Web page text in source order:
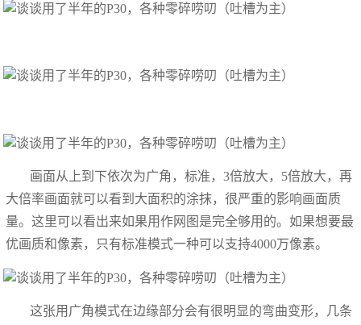
画面从上到下依次为广角，标准，3倍放大，5倍放大，再
大倍率画面就可以看到大面积的涂抹，很严重的影响画面质
量。这里可以看出来如果用作网图是完全够用的。如果想要最
优画质和像素，只有标准模式一种可以支持4000万像素。
这张用广角模式在边缘部分会有很明显的弯曲变形，几条